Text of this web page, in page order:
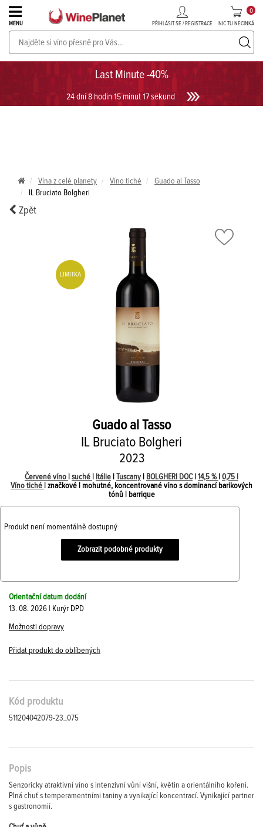
Last Minute -40%
24 dní 8 hodin 15 minut 17 sekund
MENU PŘIHLÁSIT SE / REGISTRACE NIC TU NECINKÁ
0
PROSECCO v akci až do -30%!UKÁZAT PROSECCO
Vína z celé planety Víno tiché
Guado al Tasso
IL Bruciato Bolgheri
Zpět
LIMITKA
Guado al Tasso
IL Bruciato Bolgheri
2023
Červené víno suché Itálie Tuscany| BOLGHERI DOC| 14,5 % 0,75 l
Víno tiché
| značkové | mohutné, koncentrované víno s dominancí barikových
tónů | barrique
Produkt není momentálně dostupný
Zobrazit podobné produkty
Orientační datum dodání
13. 08. 2026 | Kurýr DPD
Možnosti dopravy
Přidat produkt do oblíbených
Kód produktu
511204042079-23_075
Popis
Senzoricky atraktivní víno s intenzivní vůní višní, květin a orientálního koření.
Plná chuť s temperamentními taniny a vynikající koncentrací. Vynikající partner
s gastronomií.